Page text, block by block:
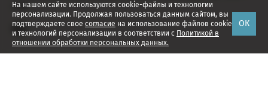
На нашем сайте используются cookie-файлы и технологии
персонализации. Продолжая пользоваться данным сайтом, вы
подтверждаете свое согласие на использование файлов cookie
и технологий персонализации в соответствии с Политикой в
отношении обработки персональных данных.
ОК
2026